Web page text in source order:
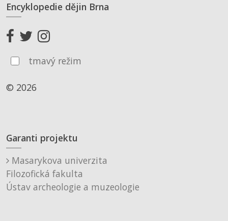
Encyklopedie dějin Brna
tmavý režim
© 2026
Garanti projektu
Masarykova univerzita
Filozofická fakulta
Ústav archeologie a muzeologie